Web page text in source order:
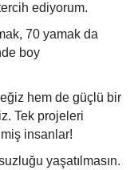
ediyorum.
70 yamak da
boy
hem de güçlü bir
Tek projeleri
insanlar!
yaşatılmasın.